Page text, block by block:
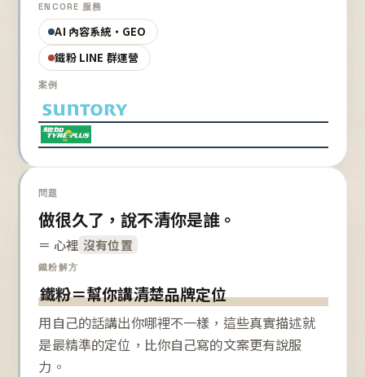
ENCORE 服務
AI 內容系統・GEO
鐵粉 LINE 群運營
案例
問題
做很久了，說不清你是誰。
＝ 心裡 沒有位置
鐵粉解方
鐵粉＝幫你講清楚品牌定位
用自己的話講出你哪裡不一樣，這些真實描述就
是最精準的定位，比你自己寫的文案更有說服
力。